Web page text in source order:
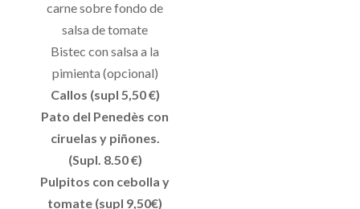
carne sobre fondo de
salsa de tomate
Bistec con salsa a la
pimienta (opcional)
Callos (supl 5,50 €)
Pato del Penedès con
ciruelas y piñones.
(Supl. 8.50 €)
Pulpitos con cebolla y
tomate (supl 9,50€)